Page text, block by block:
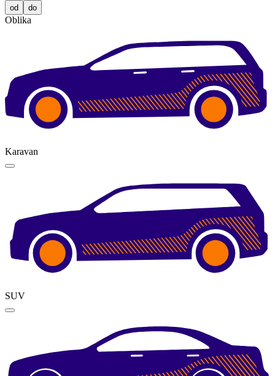
od do
Oblika
Karavan
SUV